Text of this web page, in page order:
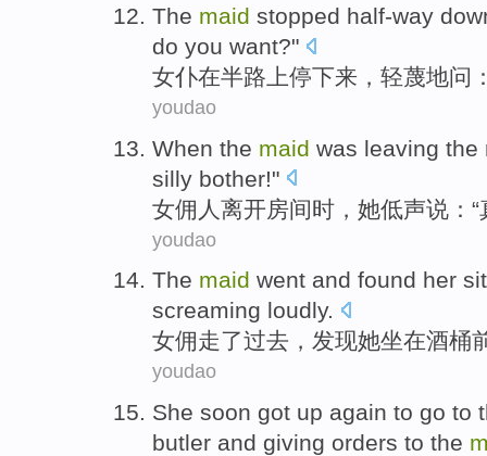
The maid stopped half-way
do you want?"
女仆在半路 上停下来， 轻蔑地问
youdao
When the maid was leaving the
silly bother!"
女佣 人 离开房间时， 她低声说 ：“
youdao
The maid went and found her
screaming loudly.
女佣走了过去 ， 发现她坐在酒桶
youdao
She soon got up again to go to
butler and giving orders to the